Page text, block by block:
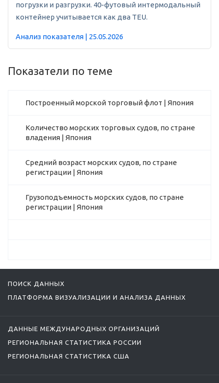
погрузки и разгрузки. 40-футовый интермодальный
контейнер учитывается как два TEU.
Анализ показателя | 25.05.2026
Показатели по теме
Построенный морской торговый флот | Япония
Количество морских торговых судов, по стране
владения | Япония
Средний возраст морских судов, по стране
регистрации | Япония
Грузоподъемность морских судов, по стране
регистрации | Япония
ПОИСК ДАННЫХ
ПЛАТФОРМА ВИЗУАЛИЗАЦИИ И АНАЛИЗА ДАННЫХ
ДАННЫЕ МЕЖДУНАРОДНЫХ ОРГАНИЗАЦИЙ
РЕГИОНАЛЬНАЯ СТАТИСТИКА РОССИИ
РЕГИОНАЛЬНАЯ СТАТИСТИКА США